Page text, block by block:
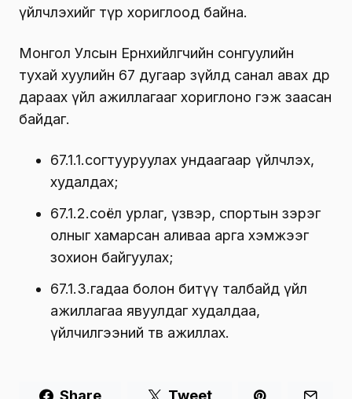
үйлчлэхийг түр хориглоод байна.
Монгол Улсын Ерөнхийлөгчийн сонгуулийн
тухай хуулийн 67 дугаар зүйлд санал авах өдөр
дараах үйл ажиллагааг хориглоно гэж заасан
байдаг.
67.1.1.согтууруулах ундаагаар үйлчлэх,
худалдах;
67.1.2.соёл урлаг, үзвэр, спортын зэрэг
олныг хамарсан аливаа арга хэмжээг
зохион байгуулах;
67.1.3.гадаа болон битүү талбайд үйл
ажиллагаа явуулдаг худалдаа,
үйлчилгээний төв ажиллах.
Share Tweet